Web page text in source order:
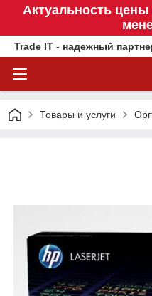
Актуальность цены
Trade IT - надежный
Товары и услуги